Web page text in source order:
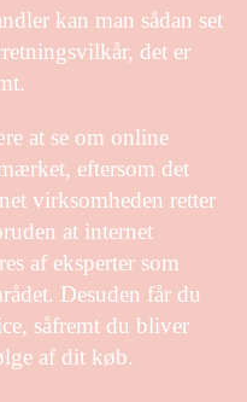
kan man sådan set
det er
at se om online
eftersom det
virksomheden retter
at internet
af eksperter som
Desuden får du
såfremt du bliver
af dit køb.